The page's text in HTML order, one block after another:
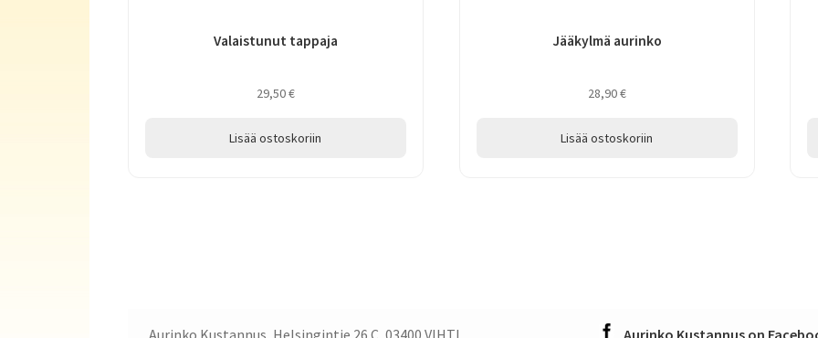
Valaistunut tappaja
29,50€
Lisää ostoskoriin
Jääkylmä aurinko
28,90€
Lisää ostoskoriin
Aurinko Kustannus, Helsingintie 26 C, 03400 VIHTI Aurinko Kustannus on